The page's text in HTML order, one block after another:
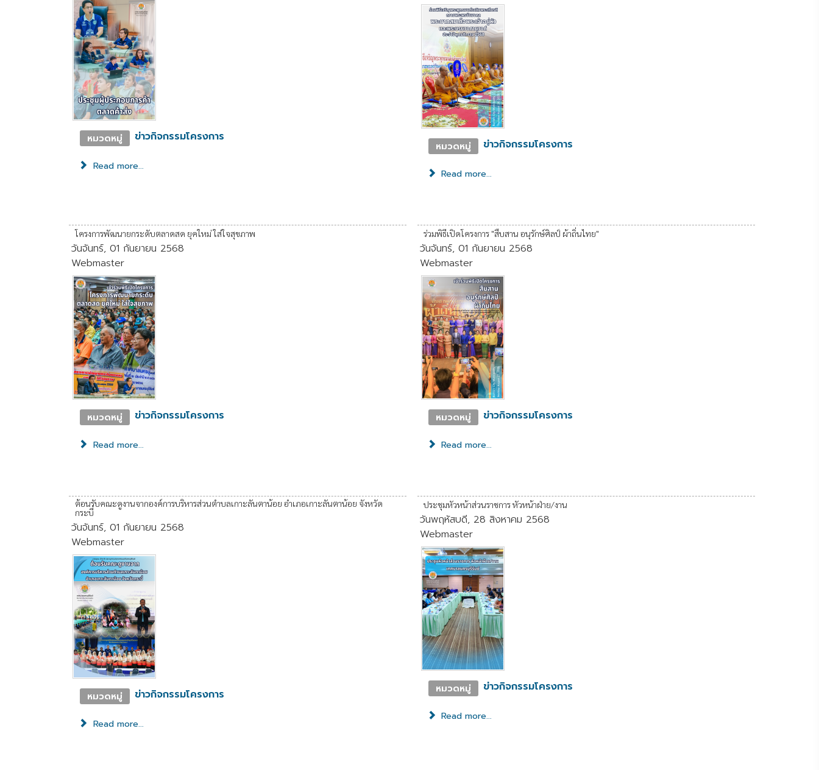
หมวดหมู่ ข่าวกิจกรรมโครงการ
Read more...
หมวดหมู่ ข่าวกิจกรรมโครงการ
Read more...
โครงการพัฒนายกระดับตลาดสด ยุคใหม่ ใส่ใจสุขภาพ
วันจันทร์, 01 กันยายน 2568
Webmaster
หมวดหมู่ ข่าวกิจกรรมโครงการ
Read more...
ร่วมพิธีเปิดโครงการ "สืบสาน อนุรักษ์ศิลป์ ผ้าถิ่นไทย"
วันจันทร์, 01 กันยายน 2568
Webmaster
หมวดหมู่ ข่าวกิจกรรมโครงการ
Read more...
ต้อนรับคณะดูงานจากองค์การบริหารส่วนตำบลเกาะลันตาน้อย อำเภอเกาะลันตาน้อย จังหวัด
กระบี่
วันจันทร์, 01 กันยายน 2568
Webmaster
หมวดหมู่ ข่าวกิจกรรมโครงการ
Read more...
ประชุมหัวหน้าส่วนราชการ หัวหน้าฝ่าย/งาน
วันพฤหัสบดี, 28 สิงหาคม 2568
Webmaster
หมวดหมู่ ข่าวกิจกรรมโครงการ
Read more...